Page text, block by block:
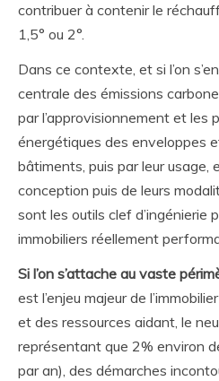
contribuer à contenir le
1,5° ou 2°.
Dans ce contexte, et si l’on
centrale des émissions
par l’approvisionnement et les
énergétiques des enveloppes
bâtiments, puis par leur usage,
conception puis de leurs
sont les outils clef d’ingénierie
immobiliers réellement
Si l’on s’attache au vaste
est l’enjeu majeur de
et des ressources aidant, le
représentant que 2% environ
par an), des démarches